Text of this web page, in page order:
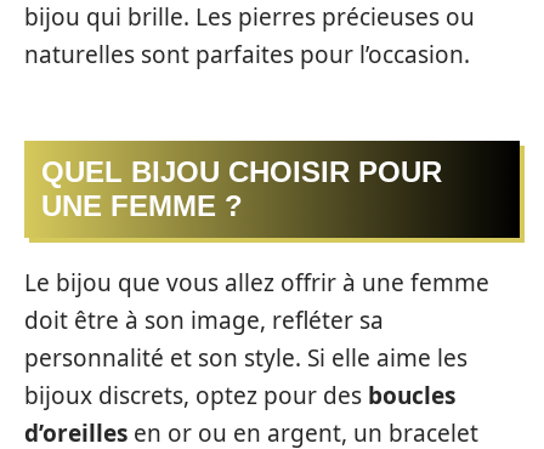
bijou qui brille. Les pierres précieuses ou
naturelles sont parfaites pour l’occasion.
QUEL BIJOU CHOISIR POUR
UNE FEMME ?
Le bijou que vous allez offrir à une femme
doit être à son image, refléter sa
personnalité et son style. Si elle aime les
bijoux discrets, optez pour des boucles
d’oreilles en or ou en argent, un bracelet